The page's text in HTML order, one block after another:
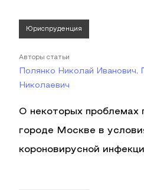
Юриспруденция
Авторы статьи
Полянко Николай Иванович,
Николаевич
О некоторых проблемах
городе Москве в
короновирусной